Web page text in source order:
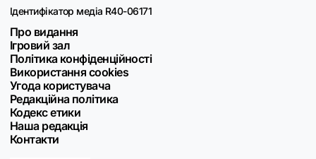
Ідентифікатор медіа R40-06171
Про видання
Ігровий зал
Політика конфіденційності
Використання cookies
Угода користувача
Редакційна політика
Кодекс етики
Наша редакція
Контакти